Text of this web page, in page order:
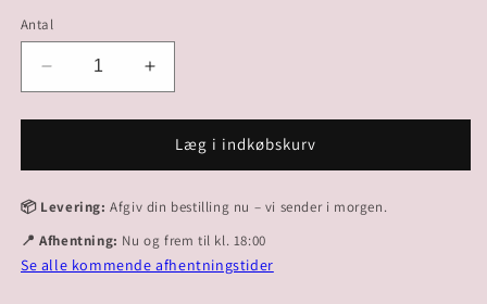
Antal
Reducer
antallet
for
Trousseau
Øg
antallet
for
2023
Trousseau
Læg i indkøbskurv
📦 Levering:Afgiv din bestilling nu – vi sender i morgen.
📍 Afhentning: Nu og frem til kl. 18:00
Se alle kommende afhentningstider